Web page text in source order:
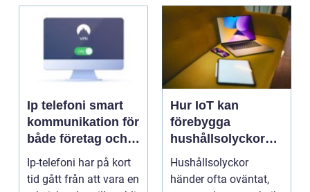
Ip telefoni smart
kommunikation för
både företag och
privatpersoner
Ip-telefoni har på kort
tid gått från att vara en
Hur IoT kan
förebygga
hushållsolyckor
innan de inträffar
Hushållsolyckor
händer ofta oväntat,